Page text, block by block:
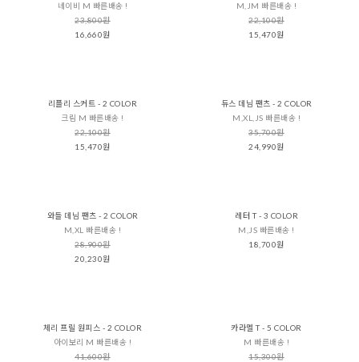
네이비 M 빠른배송 !
23,800원
16,660원
M,JM 빠른배송 !
22,100원
15,470원
리플리 스커트 - 2 COLOR
크림 M 빠른배송 !
22,100원
15,470원
듀스 데님 팬츠 - 2 COLOR
M,XL,JS 빠른배송 !
35,700원
24,990원
와들 데님 팬츠 - 2 COLOR
M,XL 빠른배송 !
28,900원
20,230원
레터 T - 3 COLOR
M,JS 빠른배송 !
18,700원
체리 프릴 원피스 - 2 COLOR
아이보리 M 빠른배송 !
41,600원
카라멜 T - 5 COLOR
M 빠른배송 !
15,300원